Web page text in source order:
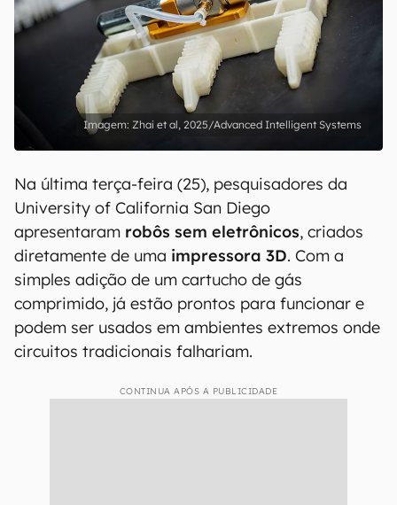
Zhai et al, 2025/Advanced Intelligent Systems
Na última terça-feira (25), pesquisadores da
University of California San Diego
apresentaram robôs sem eletrônicos, criados
diretamente de uma impressora 3D. Com a
simples adição de um cartucho de gás
comprimido, já estão prontos para funcionar e
podem ser usados em ambientes extremos onde
circuitos tradicionais falhariam.
CONTINUA APÓS A PUBLICIDADE